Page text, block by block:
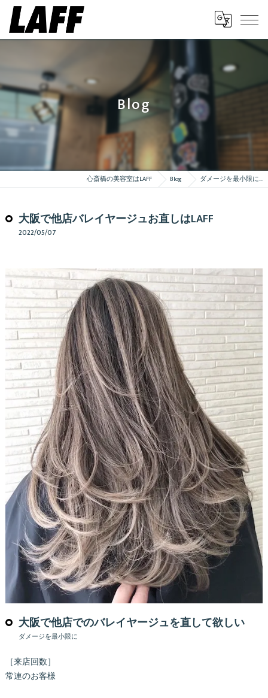
Blog
心斎橋の美容室はLAFF Blog ダメージを最小限に…
大阪で他店バレイヤージュお直しはLAFF
2022/05/07
大阪で他店でのバレイヤージュを直して欲しい
ダメージを最小限に
［来店回数］
常連のお客様